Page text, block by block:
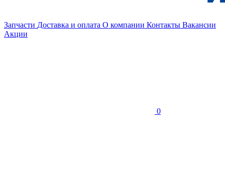
Запчасти Доставка и оплата О компании Контакты Вакансии
Акции
0